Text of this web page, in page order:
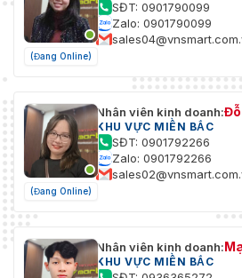
(Đang Online)
SĐT: 0901790099
Zalo: 0901790099
(Đang Online)
Nhân viên kinh doanh:
KHU VỰC MIỀN BẮC
SĐT: 0901792266
Zalo: 0901792266
Nhân viên kinh doanh:
KHU VỰC MIỀN BẮC